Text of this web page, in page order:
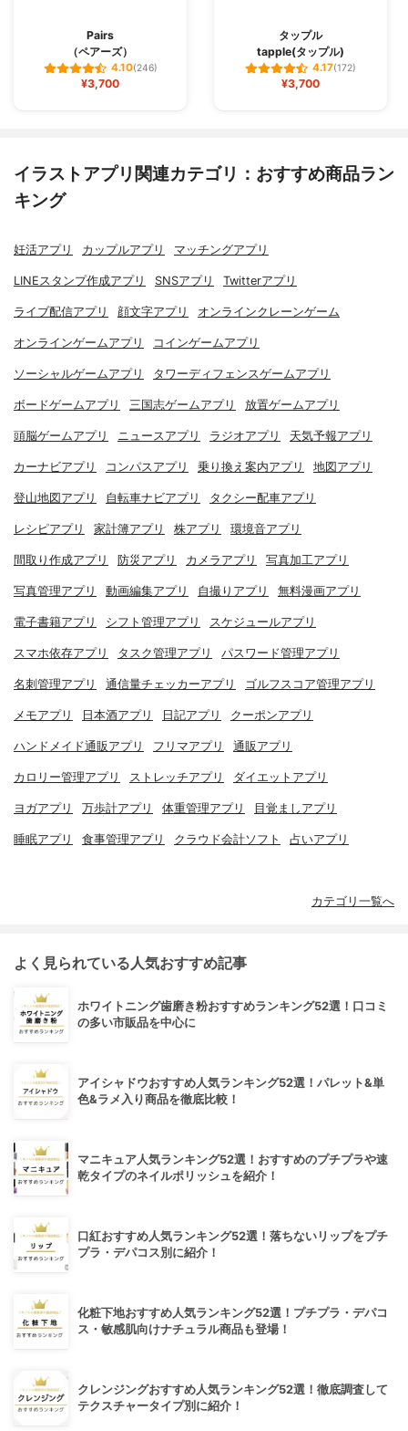
Pairs
（ペアーズ）
4.10(246)
¥3,700
タップル
tapple(タップル)
4.17(172)
¥3,700
イラストアプリ関連カテゴリ：おすすめ商品ラン
キング
妊活アプリ カップルアプリ マッチングアプリ
LINEスタンプ作成アプリ SNSアプリ Twitterアプリ
ライブ配信アプリ 顔文字アプリ オンラインクレーンゲーム
オンラインゲームアプリ コインゲームアプリ
ソーシャルゲームアプリ タワーディフェンスゲームアプリ
ボードゲームアプリ 三国志ゲームアプリ 放置ゲームアプリ
頭脳ゲームアプリ ニュースアプリ ラジオアプリ 天気予報アプリ
カーナビアプリ コンパスアプリ 乗り換え案内アプリ 地図アプリ
登山地図アプリ 自転車ナビアプリ タクシー配車アプリ
レシピアプリ 家計簿アプリ 株アプリ 環境音アプリ
間取り作成アプリ 防災アプリ カメラアプリ 写真加工アプリ
写真管理アプリ 動画編集アプリ 自撮りアプリ 無料漫画アプリ
電子書籍アプリ シフト管理アプリ スケジュールアプリ
スマホ依存アプリ タスク管理アプリ パスワード管理アプリ
名刺管理アプリ 通信量チェッカーアプリ ゴルフスコア管理アプリ
メモアプリ 日本酒アプリ 日記アプリ クーポンアプリ
ハンドメイド通販アプリ フリマアプリ 通販アプリ
カロリー管理アプリ ストレッチアプリ ダイエットアプリ
ヨガアプリ 万歩計アプリ 体重管理アプリ 目覚ましアプリ
睡眠アプリ 食事管理アプリ クラウド会計ソフト 占いアプリ
カテゴリ一覧へ
よく見られている人気おすすめ記事
ホワイトニング歯磨き粉おすすめランキング52選！口コミ
の多い市販品を中心に
アイシャドウおすすめ人気ランキング52選！パレット&単
色&ラメ入り商品を徹底比較！
マニキュア人気ランキング52選！おすすめのプチプラや速
乾タイプのネイルポリッシュを紹介！
口紅おすすめ人気ランキング52選！落ちないリップをプチ
プラ・デパコス別に紹介！
化粧下地おすすめ人気ランキング52選！プチプラ・デパコ
ス・敏感肌向けナチュラル商品も登場！
クレンジングおすすめ人気ランキング52選！徹底調査して
テクスチャータイプ別に紹介！